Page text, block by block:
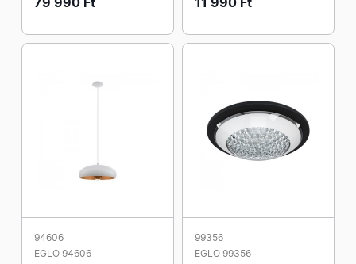
94606
EGLO 94606
99356
EGLO 99356